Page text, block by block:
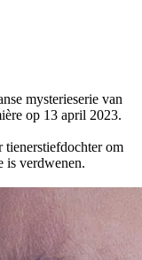
mysterieserie van
op 13 april 2023.
tienerstiefdochter om
is verdwenen.